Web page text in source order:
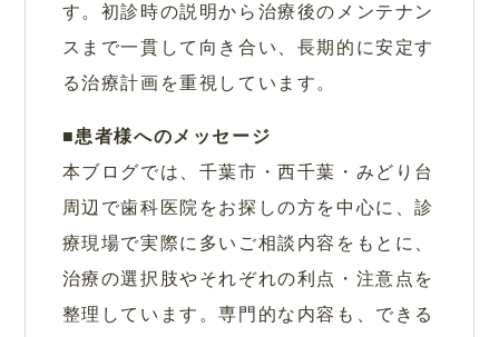
す。初診時の説明から治療後のメンテナン
スまで一貫して向き合い、長期的に安定す
る治療計画を重視しています。
患者様へのメッセージ
本ブログでは、千葉市・西千葉・みどり台
周辺で歯科医院をお探しの方を中心に、診
療現場で実際に多いご相談内容をもとに、
治療の選択肢やそれぞれの利点・注意点を
整理しています。専門的な内容も、できる